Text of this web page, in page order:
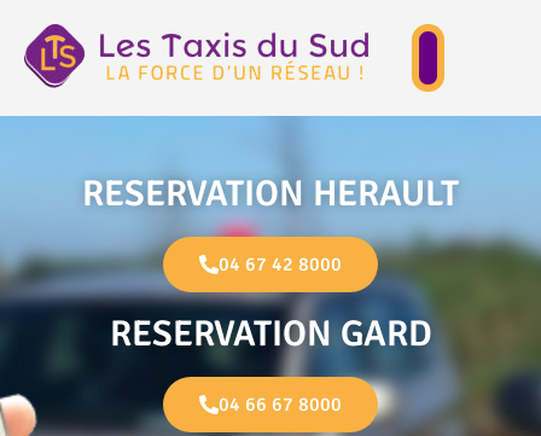
RESERVATION HERAULT
04 67 42 8000
RESERVATION GARD
04 66 67 8000